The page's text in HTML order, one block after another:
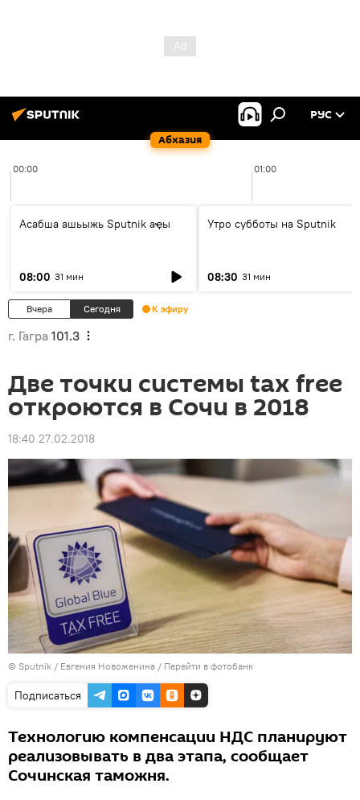
Абхазия
РУС
00:00 01:00
Асабша ашьыжь Sputnik аҿы
08:00 31 мин
Утро субботы на Sputnik
08:30 31 мин
Вчера Сегодня К эфиру
г. Гагра 101.3
Две точки системы tax free
откроются в Сочи в 2018
18:40 27.02.2018
© Sputnik / Евгения Новоженина / Перейти в фотобанк
Подписаться
Технологию компенсации НДС планируют
реализовывать в два этапа, сообщает
Сочинская таможня.